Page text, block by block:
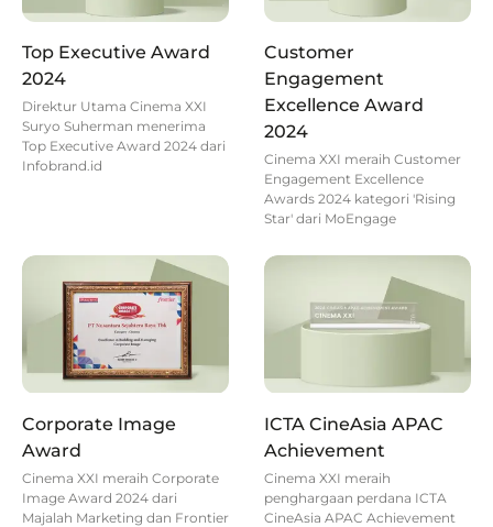
Top Executive Award
2024
Direktur Utama Cinema XXI
Suryo Suherman menerima
Top Executive Award 2024 dari
Infobrand.id
Customer
Engagement
Excellence Award
2024
Cinema XXI meraih Customer
Engagement Excellence
Awards 2024 kategori 'Rising
Star' dari MoEngage
Corporate Image
Award
Cinema XXI meraih Corporate
Image Award 2024 dari
Majalah Marketing dan Frontier
ICTA CineAsia APAC
Achievement
Cinema XXI meraih
penghargaan perdana ICTA
CineAsia APAC Achievement